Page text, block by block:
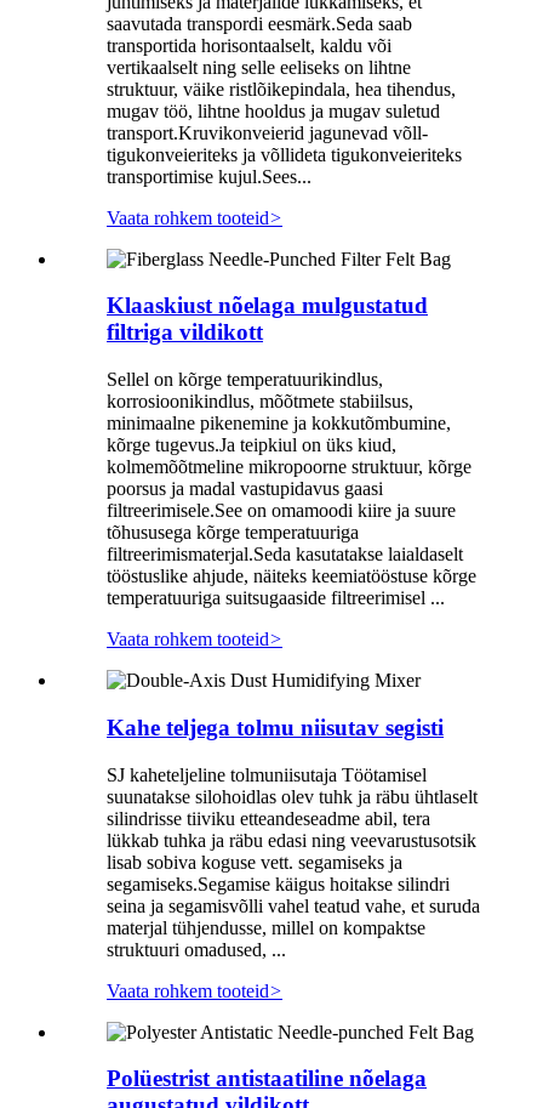
saavutada transpordi eesmärk.Seda saab
transportida horisontaalselt, kaldu või
vertikaalselt ning selle eeliseks on lihtne
struktuur, väike ristlõikepindala, hea tihendus,
mugav töö, lihtne hooldus ja mugav suletud
transport.Kruvikonveierid jagunevad võll-
tigukonveieriteks ja võllideta tigukonveieriteks
transportimise kujul.Sees...
Vaata rohkem tooteid>
Klaaskiust nõelaga mulgustatud
filtriga vildikott
Sellel on kõrge temperatuurikindlus,
korrosioonikindlus, mõõtmete stabiilsus,
minimaalne pikenemine ja kokkutõmbumine,
kõrge tugevus.Ja teipkiul on üks kiud,
kolmemõõtmeline mikropoorne struktuur, kõrge
poorsus ja madal vastupidavus gaasi
filtreerimisele.See on omamoodi kiire ja suure
tõhususega kõrge temperatuuriga
filtreerimismaterjal.Seda kasutatakse laialdaselt
tööstuslike ahjude, näiteks keemiatööstuse kõrge
temperatuuriga suitsugaaside filtreerimisel ...
Vaata rohkem tooteid>
Kahe teljega tolmu niisutav segisti
SJ kaheteljeline tolmuniisutaja Töötamisel
suunatakse silohoidlas olev tuhk ja räbu ühtlaselt
silindrisse tiiviku etteandeseadme abil, tera
lükkab tuhka ja räbu edasi ning veevarustusotsik
lisab sobiva koguse vett. segamiseks ja
segamiseks.Segamise käigus hoitakse silindri
seina ja segamisvõlli vahel teatud vahe, et suruda
materjal tühjendusse, millel on kompaktse
struktuuri omadused, ...
Vaata rohkem tooteid>
Polüestrist antistaatiline nõelaga